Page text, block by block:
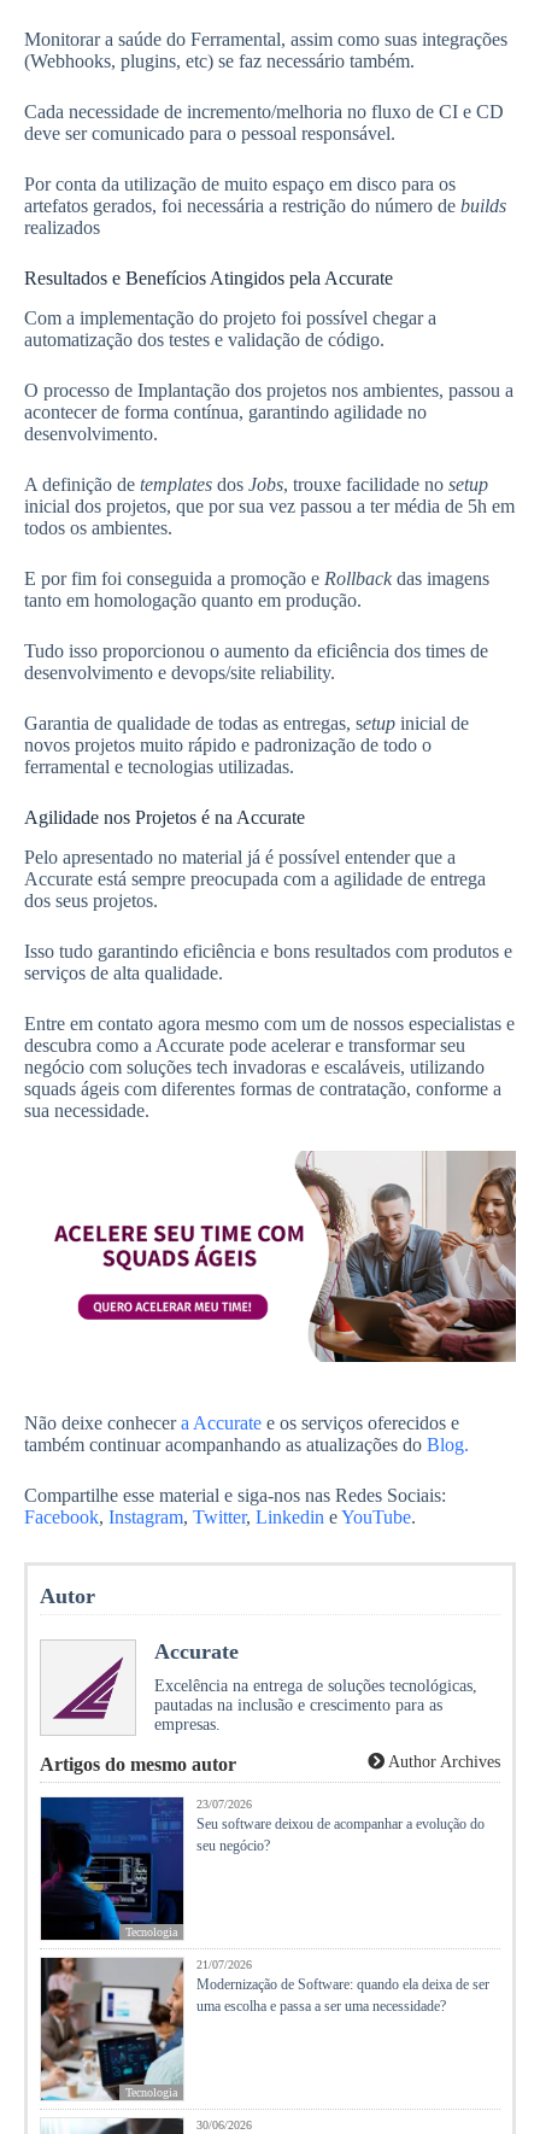
Monitorar a saúde do Ferramental, assim como suas integrações
(Webhooks, plugins, etc) se faz necessário também.
Cada necessidade de incremento/melhoria no fluxo de CI e CD
deve ser comunicado para o pessoal responsável.
Por conta da utilização de muito espaço em disco para os
artefatos gerados, foi necessária a restrição do número de builds
realizados
Resultados e Benefícios Atingidos pela Accurate
Com a implementação do projeto foi possível chegar a
automatização dos testes e validação de código.
O processo de Implantação dos projetos nos ambientes, passou a
acontecer de forma contínua, garantindo agilidade no
desenvolvimento.
A definição de templates dos Jobs, trouxe facilidade no setup
inicial dos projetos, que por sua vez passou a ter média de 5h em
todos os ambientes.
E por fim foi conseguida a promoção e Rollback das imagens
tanto em homologação quanto em produção.
Tudo isso proporcionou o aumento da eficiência dos times de
desenvolvimento e devops/site reliability.
Garantia de qualidade de todas as entregas, setup inicial de
novos projetos muito rápido e padronização de todo o
ferramental e tecnologias utilizadas.
Agilidade nos Projetos é na Accurate
Pelo apresentado no material já é possível entender que a
Accurate está sempre preocupada com a agilidade de entrega
dos seus projetos.
Isso tudo garantindo eficiência e bons resultados com produtos e
serviços de alta qualidade.
Entre em contato agora mesmo com um de nossos especialistas e
descubra como a Accurate pode acelerar e transformar seu
negócio com soluções tech invadoras e escaláveis, utilizando
squads ágeis com diferentes formas de contratação, conforme a
sua necessidade.
Não deixe conhecera Accurate e os serviços oferecidos e
também continuar acompanhando as atualizações do Blog.
Compartilhe esse material e siga-nos nas Redes Sociais:
Facebook, Instagram, Twitter, Linkedin eYouTube.
Autor
Accurate
Excelência na entrega de soluções tecnológicas,
pautadas na inclusão e crescimento para as
empresas.
Artigos do mesmo autor Author Archives
Tecnologia
23/07/2026
Seu software deixou de acompanhar a evolução do
seu negócio?
Tecnologia
21/07/2026
Modernização de Software: quando ela deixa de ser
uma escolha e passa a ser uma necessidade?
30/06/2026